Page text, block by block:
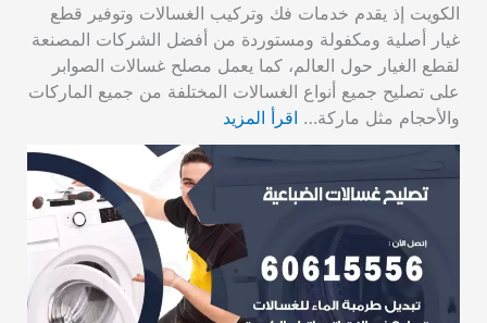
الكويت إذ يقدم خدمات فك وتركيب الغسالات وتوفير قطع
غيار أصلية ومكفولة ومستوردة من أفضل الشركات المصنعة
لقطع الغيار حول العالم، كما يعمل مصلح غسالات الصوابر
على تصليح جميع أنواع الغسالات المختلفة من جميع الماركات
والأحجام مثل ماركة… اقرأ المزيد